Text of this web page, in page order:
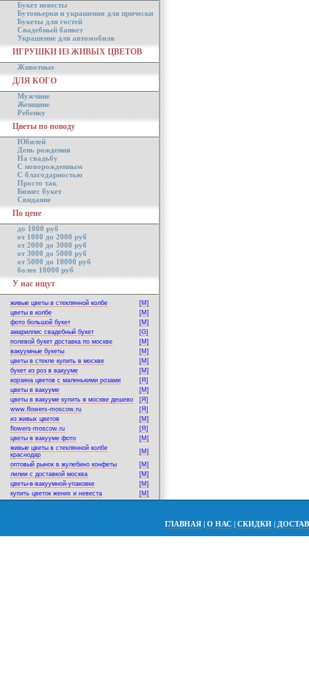
Букет невесты
Бутоньерки и украшения для прически
Букеты для гостей
Свадебный банкет
Украшение для автомобиля
ИГРУШКИ ИЗ ЖИВЫХ ЦВЕТОВ
Животные
ДЛЯ КОГО
Мужчине
Женщине
Ребенку
Цветы по поводу
Юбилей
День рождения
На свадьбу
С новорожденным
С благодарностью
Просто так
Бизнес букет
Свидание
По цене
до 1000 руб
от 1000 до 2000 руб
от 2000 до 3000 руб
от 3000 до 5000 руб
от 5000 до 10000 руб
более 10000 руб
У нас ищут
живые цветы в стеклянной колбе
[M]
цветы в колбе
[M]
фото большой букет
[M]
амариллис свадебный букет
[G]
полевой букет доставка по москве
[M]
вакуумные букеты
[M]
цветы в стекле купить в москве
[M]
букет из роз в вакууме
[M]
корзина цветов с маленькими розами
[Я]
цветы в вакууме
[M]
цветы в вакууме купить в москве дешево
[Я]
www.flowers-moscow.ru
[Я]
из живых цветов
[M]
flowers-moscow.ru
[Я]
цветы в вакууме фото
[M]
живые цветы в стеклянной колбе
краснодар
[M]
оптовый рынок в жулебино конфеты
[M]
лилии с доставкой москва
[M]
цветы-в-вакуумной-упаковке
[M]
купить цветок жених и невеста
[M]
ГЛАВНАЯ | О НАС | СКИДКИ |